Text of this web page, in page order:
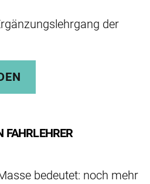
der
FAHRLEHRER
bedeutet: noch mehr